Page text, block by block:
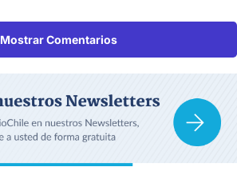
Mostrar Comentarios